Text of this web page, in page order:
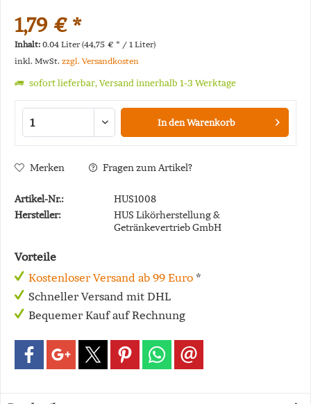
1,79 € *
Inhalt: 0.04 Liter (44,75 € * / 1 Liter)
inkl. MwSt. zzgl. Versandkosten
sofort lieferbar, Versand innerhalb 1-3 Werktage
In denWarenkorb
Merken Fragen zum Artikel?
Artikel-Nr.:
HUS1008
Hersteller:
HUS Likörherstellung &
Getränkevertrieb GmbH
Vorteile
Kostenloser Versand ab 99 Euro *
Schneller Versand mit DHL
Bequemer Kauf auf Rechnung